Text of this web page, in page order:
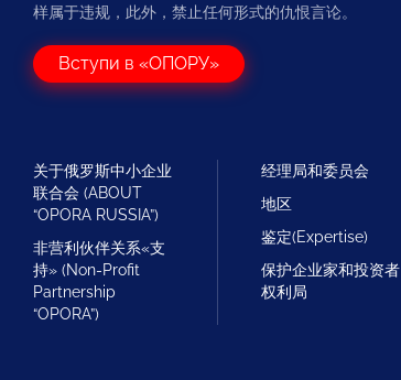
样属于违规，此外，禁止任何形式的仇恨言论。
Вступи в «ОПОРУ»
关于俄罗斯中小企业
联合会 (ABOUT
“OPORA RUSSIA”)
非营利伙伴关系«支
持» (Non-Profit
Partnership
“OPORA”)
经理局和委员会
地区
鉴定(Expertise)
保护企业家和投资者
权利局